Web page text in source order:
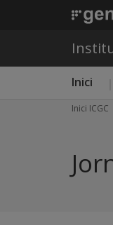
Inici
Inici ICGC